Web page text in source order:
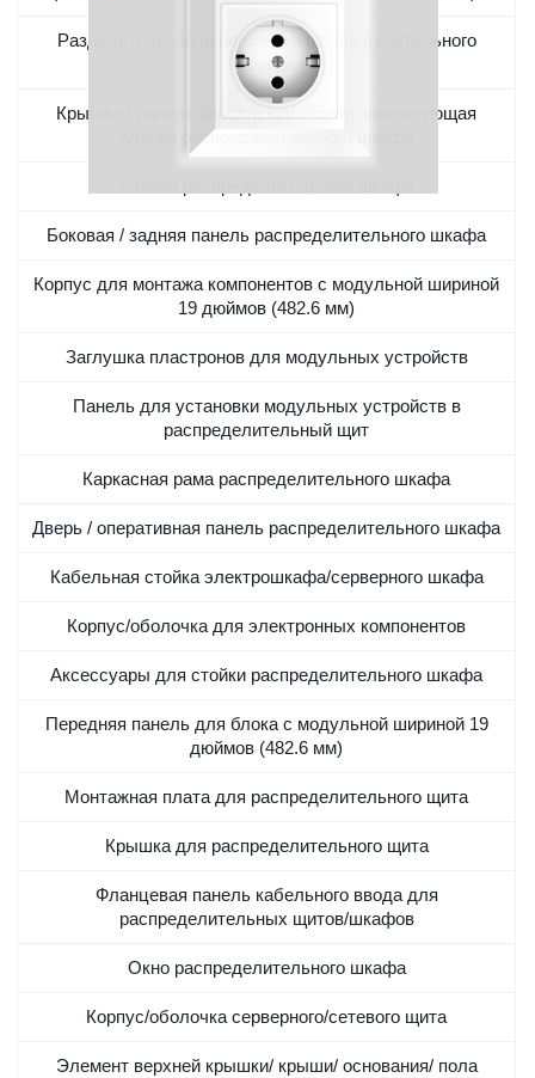
Разделительная перегородка распределительного
шкафа
Крышка / панель заполнения / идентифицирующая
планка распределительного шкафа
Боковая / задняя панель распределительного шкафа
Корпус для монтажа компонентов с модульной шириной
19 дюймов (482.6 мм)
Заглушка пластронов для модульных устройств
Панель для установки модульных устройств в
распределительный щит
Каркасная рама распределительного шкафа
Дверь / оперативная панель распределительного шкафа
Кабельная стойка электрошкафа/серверного шкафа
Корпус/оболочка для электронных компонентов
Аксессуары для стойки распределительного шкафа
Передняя панель для блока с модульной шириной 19
дюймов (482.6 мм)
Монтажная плата для распределительного щита
Крышка для распределительного щита
Фланцевая панель кабельного ввода для
распределительных щитов/шкафов
Окно распределительного шкафа
Корпус/оболочка серверного/сетевого щита
Элемент верхней крышки/ крыши/ основания/ пола